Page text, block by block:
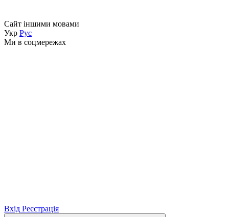
Сайт іншими мовами
Укр Рус
Ми в соцмережах
Вхід Реєстрація